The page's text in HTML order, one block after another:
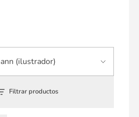
Filtrar productos